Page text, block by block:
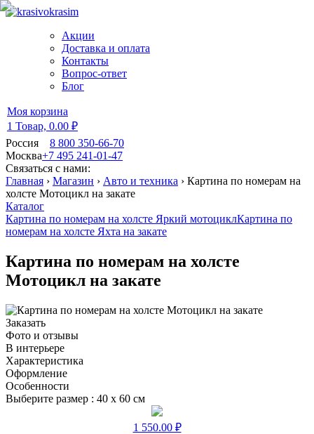
Акции
Доставка и оплата
Контакты
Вопрос-ответ
Блог
Моя корзина
1 Товар, 0.00 ₽
Россия
8 800 350-66-70
Москва+7 495 241-01-47
Связаться с нами:
Главная › Магазин › Авто и техника › Картина по номерам на
холсте Мотоцикл на закате
Каталог
Картина по номерам на холсте Яркий мотоциклКартина по
номерам на холсте Яхта на закате
Картина по номерам на холсте
Мотоцикл на закате
Заказать
Фото и отзывы
В интерьере
Характеристика
Оформление
Особенности
Выберите размер : 40 х 60 см
1 550.00 ₽